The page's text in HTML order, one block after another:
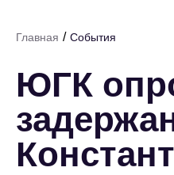
Главная / События
ЮГК